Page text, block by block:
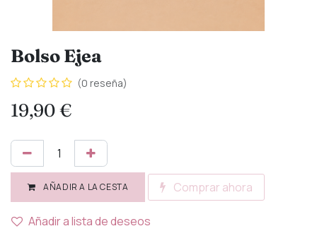
Bolso Ejea
(0 reseña)
19,90€
AÑADIR A LA CESTA Comprar ahora
Añadir a lista de deseos